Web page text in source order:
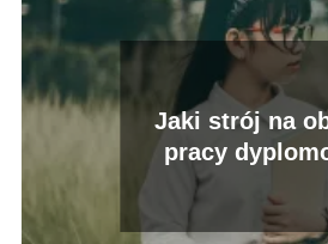
Jaki strój na
pracy